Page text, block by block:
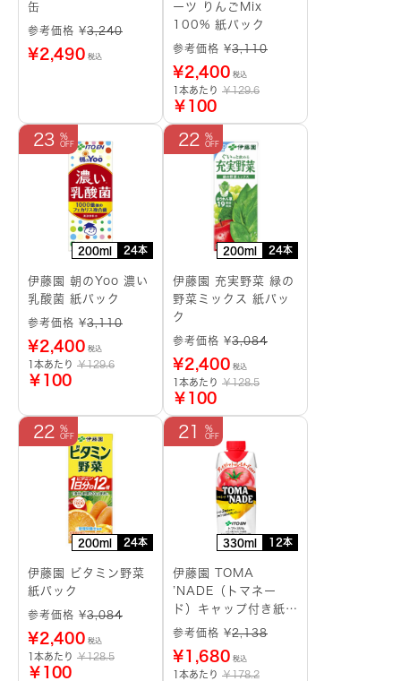
缶
参考価格 ¥3,240
¥2,490 税込
ーツ りんごMix
100% 紙パック
参考価格 ¥3,110
¥2,400 税込
1本あたり ￥129.6
￥100
200ml 24本
23
伊藤園 朝のYoo 濃い
乳酸菌 紙パック
参考価格 ¥3,110
¥2,400 税込
1本あたり ￥129.6
￥100
200ml 24本
22
伊藤園 充実野菜 緑の
野菜ミックス 紙パッ
ク
参考価格 ¥3,084
¥2,400 税込
1本あたり ￥128.5
￥100
200ml 24本
22
伊藤園 ビタミン野菜
紙パック
参考価格 ¥3,084
¥2,400 税込
1本あたり ￥128.5
￥100
330ml 12本
21
伊藤園 TOMA
’NADE（トマネー
ド）キャップ付き紙パ
ック
参考価格 ¥2,138
¥1,680 税込
1本あたり ￥178.2